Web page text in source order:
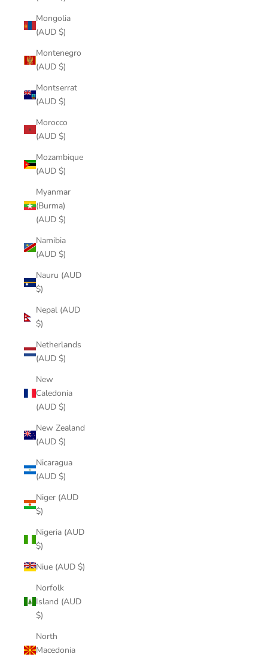
Mongolia
(AUD $)
Montenegro
(AUD $)
Montserrat
(AUD $)
Morocco
(AUD $)
Mozambique
(AUD $)
Myanmar
(Burma)
(AUD $)
Namibia
(AUD $)
Nauru (AUD
$)
Nepal (AUD
$)
Netherlands
(AUD $)
New
Caledonia
(AUD $)
New Zealand
(AUD $)
Nicaragua
(AUD $)
Niger (AUD
$)
Nigeria (AUD
$)
Niue (AUD $)
Norfolk
Island (AUD
$)
North
Macedonia